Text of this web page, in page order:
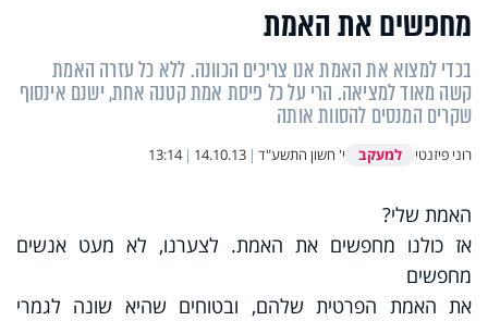
מחפשים את האמת
בכדי למצוא את האמת אנו צריכים הכוונה. ללא כל עזרה האמת
קשה מאוד למציאה. הרי על כל פיסת אמת קטנה אחת, ישנם אינסוף
שקרים המנסים להסוות אותה
רוני פיזנטי למעקב י' חשון התשע"ד |
14.10.13
|
13:14
האמת שלי?
אז כולנו מחפשים את האמת. לצערנו, לא מעט אנשים
מחפשים
את האמת הפרטית שלהם, ובטוחים שהיא שונה לגמרי